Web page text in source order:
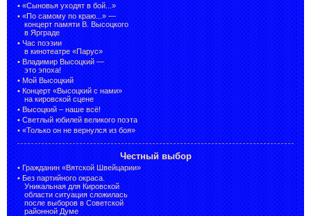
• «Сыновья уходят в бой...»
• «По самому по краю...» —
концерт памяти В. Высоцкого
в Ярграде
• Час поэзии
в кинотеатре «Парус»
• Владимир Высоцкий —
это эпоха!
• Мой Высоцкий
• Концерт «Высоцкий с нами»
на кировской сцене
• Высоцкий – наше всё!
• Светлый юбилей великого поэта
• «Только он не вернулся из боя»
Честный выбор
• Гражданин «Вятской Швейцарии»
• Без партийного окраса.
Уникальная для Кировской
области ситуация сложилась
после выборов в Советской
районной Думе